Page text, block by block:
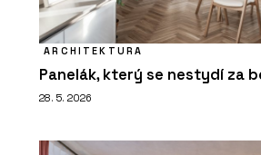
ARCHITEKTURA
Panelák, který se nestydí za
28. 5. 2026